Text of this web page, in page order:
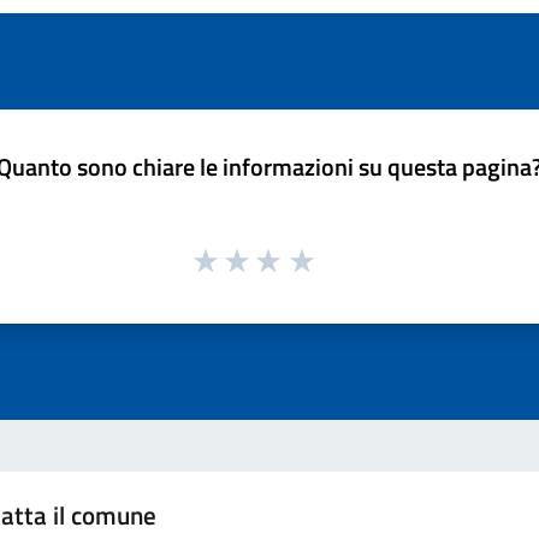
sono chiare le informazioni su questa
il comune